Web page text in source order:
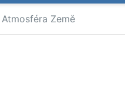
Atmosféra Země